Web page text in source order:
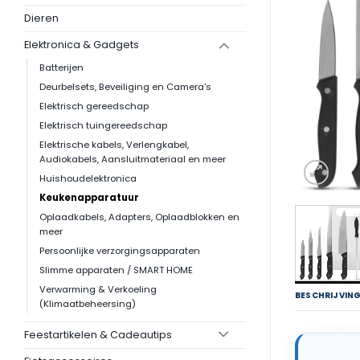
Dieren
Elektronica & Gadgets
Batterijen
Deurbelsets, Beveiliging en Camera's
Elektrisch gereedschap
Elektrisch tuingereedschap
Elektrische kabels, Verlengkabel,
Audiokabels, Aansluitmateriaal en meer
Huishoudelektronica
Keukenapparatuur
Oplaadkabels, Adapters, Oplaadblokken en
meer
Persoonlijke verzorgingsapparaten
Slimme apparaten / SMART HOME
Verwarming & Verkoeling
(Klimaatbeheersing)
Feestartikelen & Cadeautips